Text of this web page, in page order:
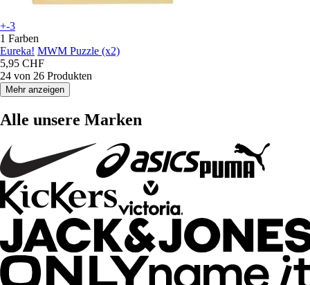
+-3
1 Farben
Eureka! MWM Puzzle (x2)
5,95 CHF
24 von 26 Produkten
Mehr anzeigen
Alle unsere Marken